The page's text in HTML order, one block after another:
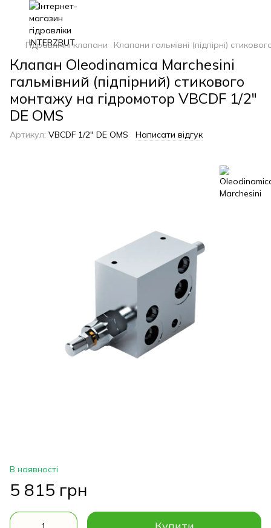
Гідравлічні клапани Клапани гальмівні (підпірні)
Клапан Oleodinamica Marchesini
гальмівний (підпірний) стикового
монтажу на гідромотор VBCDF 1/2"
DE OMS
Артикул: VBCDF 1/2" DE OMS Написати відгук
В наявності
5 815 грн